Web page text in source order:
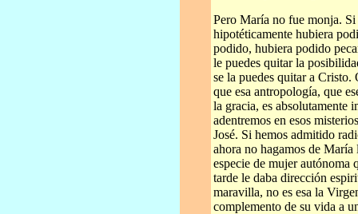
Pero María no fue monja. Si
hipotéticamente hubiera
podido, hubiera podido
le puedes quitar la
se la puedes quitar a
que esa antropología, que
la gracia, es absolutamente
adentremos en esos
José. Si hemos admitido
ahora no hagamos de
especie de mujer autónoma
tarde le daba dirección
maravilla, no es esa la
complemento de su vida a